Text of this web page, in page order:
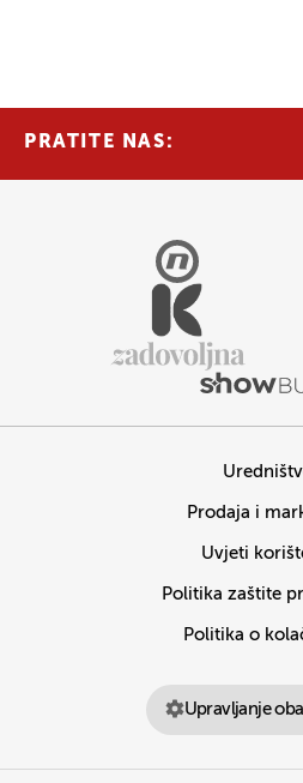
PRATITE NAS:
Prodaja i
Uvjeti
Politika zaštite
Politika o
Upravljanje